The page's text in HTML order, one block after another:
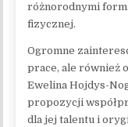
różnorodnymi
fizycznej.
Ogromne
prace, ale również
Ewelina Hojdys-
propozycji
dla jej talentu i